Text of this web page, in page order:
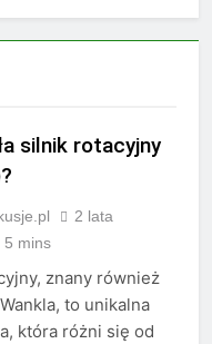
silnik rotacyjny
2 lata
5 mins
znany również
to unikalna
która różni się od